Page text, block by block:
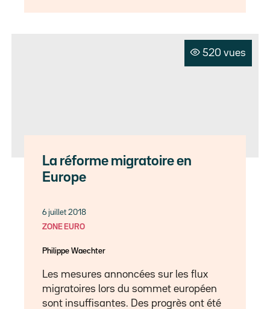
520 vues
La réforme migratoire en
Europe
6 juillet 2018
ZONE EURO
Philippe Waechter
Les mesures annoncées sur les flux
migratoires lors du sommet européen
sont insuffisantes. Des progrès ont été